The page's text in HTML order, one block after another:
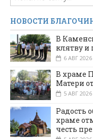
НОВОСТИ
В
клятву
6 АВГ 2026
В храме
Матери
5 АВГ 2026
Радость
храме
честь